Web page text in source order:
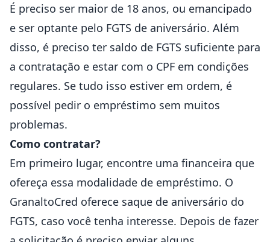
É preciso ser maior de 18 anos, ou emancipado
e ser optante pelo FGTS de aniversário. Além
disso, é preciso ter saldo de FGTS suficiente para
a contratação e estar com o CPF em condições
regulares. Se tudo isso estiver em ordem, é
possível pedir o empréstimo sem muitos
problemas.
Como contratar?
Em primeiro lugar, encontre uma financeira que
ofereça essa modalidade de empréstimo. O
GranaltoCred oferece saque de aniversário do
FGTS, caso você tenha interesse. Depois de fazer